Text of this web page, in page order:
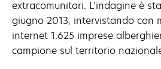
extracomunitari. L’indagine è
giugno 2013, intervistando con
internet 1.625 imprese
campione sul territorio